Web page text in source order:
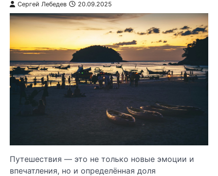
Сергей Лебедев 20.09.2025
Путешествия — это не только новые эмоции и
впечатления, но и определённая доля